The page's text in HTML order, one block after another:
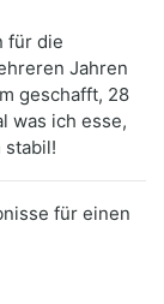
für die
Jahren
geschafft, 28
was ich esse,
stabil!
für einen